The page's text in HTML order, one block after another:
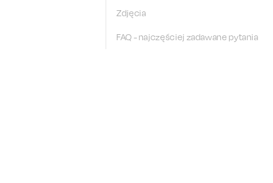
Zdjęcia
FAQ - najczęściej zadawane pytania